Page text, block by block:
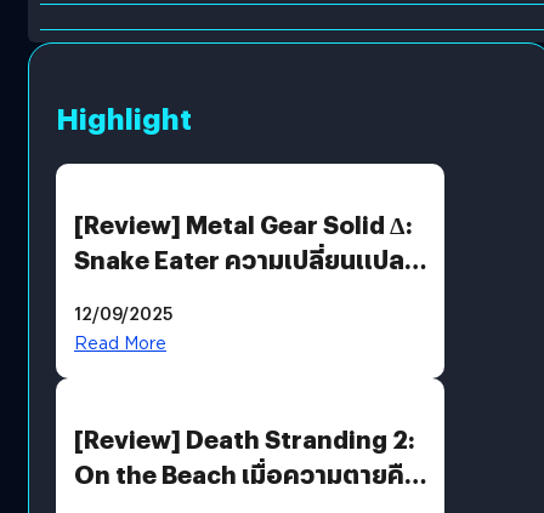
Highlight
[Review] Metal Gear Solid Δ:
Snake Eater ความเปลี่ยนแปลง
12/09/2025
Read More
[Review] Death Stranding 2:
On the Beach เมื่อความตายคือ